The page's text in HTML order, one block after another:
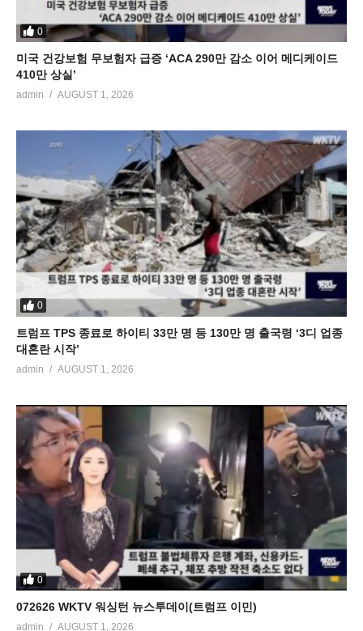
0
미국 건강보험 무보험자 급증 ‘ACA 290만 감소 이어 메디케이드
410만 상실’
admin AUGUST 1, 2026
0
트럼프 TPS 종료로 하이티 33만 명 등 130만 명 출국령 ‘3디 업종
대혼란 시작’
admin AUGUST 1, 2026
0
072626 WKTV 워싱턴 뉴스투데이(트럼프 이민)
admin AUGUST 1, 2026